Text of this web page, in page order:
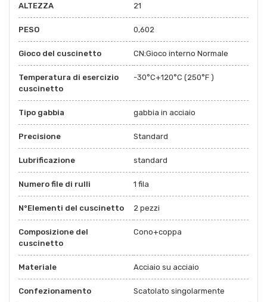
ALTEZZA 21
PESO 0,602
Gioco del cuscinetto CN:Gioco interno Normale
Temperatura di esercizio
cuscinetto
-30°C+120°C (250°F )
Tipo gabbia gabbia in acciaio
Precisione Standard
Lubrificazione standard
Numero file di rulli 1 fila
N°Elementi del cuscinetto 2 pezzi
Composizione del
cuscinetto
Cono+coppa
Materiale Acciaio su acciaio
Confezionamento Scatolato singolarmente